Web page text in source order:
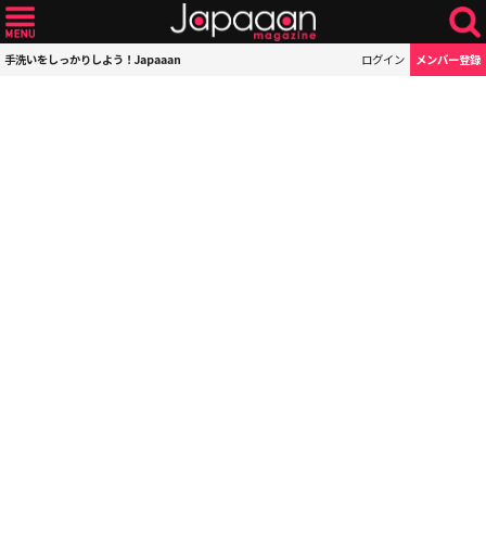
手洗いをしっかりしよう！Japaaan ログイン メンバー登録